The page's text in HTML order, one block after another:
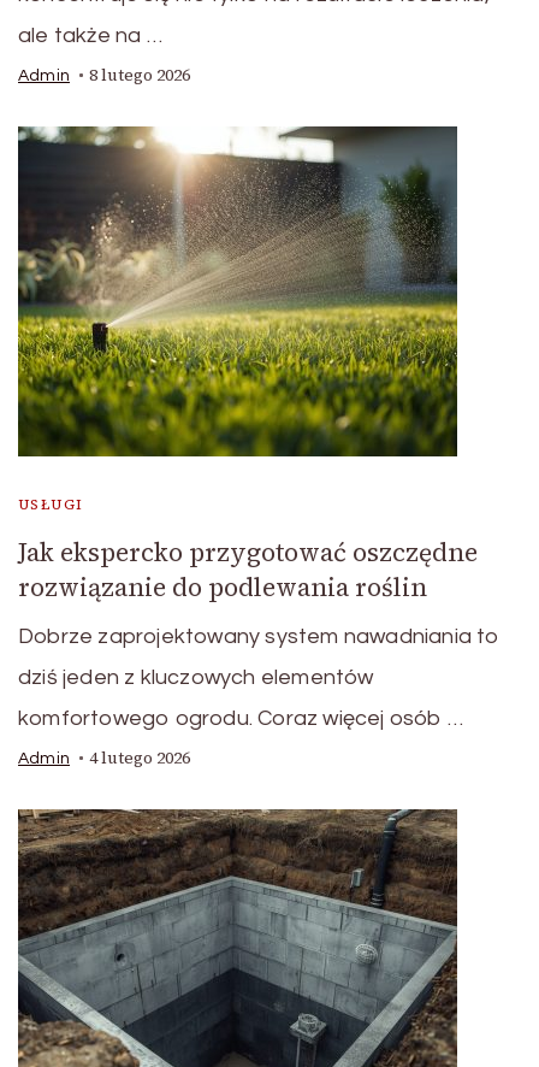
ale także na …
Admin 8 lutego 2026
USŁUGI
Jak ekspercko przygotować oszczędne
rozwiązanie do podlewania roślin
Dobrze zaprojektowany system nawadniania to
dziś jeden z kluczowych elementów
komfortowego ogrodu. Coraz więcej osób …
Admin 4 lutego 2026